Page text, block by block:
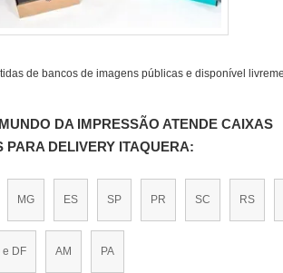
de bancos de imagens públicas e disponível
DA IMPRESSÃO ATENDE CAIXAS
PARA DELIVERY ITAQUERA:
MG ES SP PR SC RS
e DF AM PA